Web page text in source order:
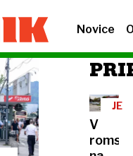
Novice
JE
V